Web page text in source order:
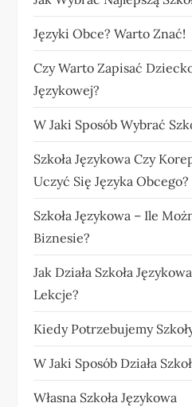
Języki Obce? Warto Znać!
Czy Warto Zapisać
Językowej?
W Jaki Sposób Wybrać
Szkoła Językowa Czy
Uczyć Się Języka Obcego?
Szkoła Językowa – Ile
Biznesie?
Jak Działa Szkoła
Lekcje?
Kiedy Potrzebujemy
W Jaki Sposób Działa
Własna Szkoła Językowa